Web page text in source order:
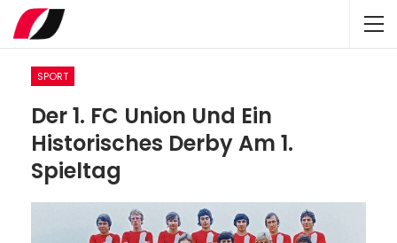
SPORT
Der 1. FC Union Und Ein
Historisches Derby Am 1.
Spieltag